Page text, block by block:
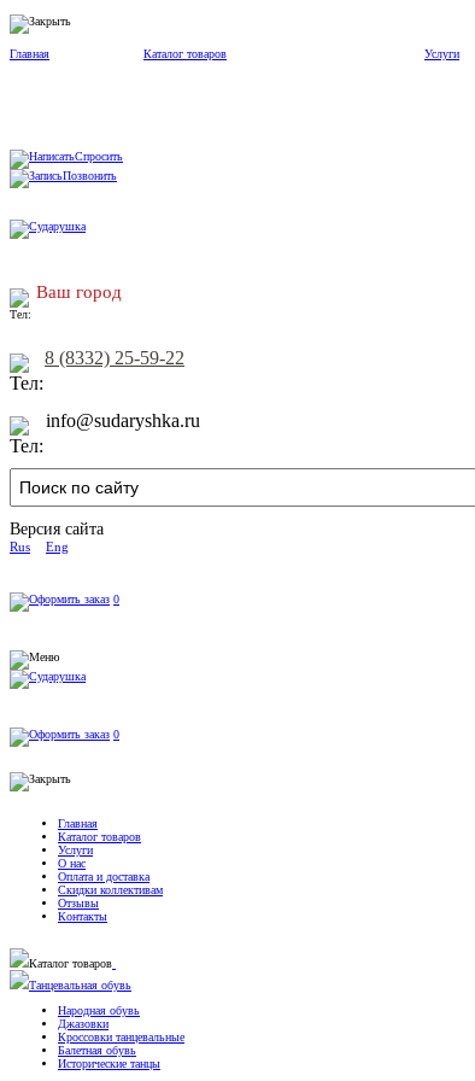
Главная Каталог товаров Услуги
Спросить
Позвонить
Ваш город
8 (8332) 25-59-22
info@sudaryshka.ru
Версия сайта
Rus Eng
0
0
Главная
Каталог товаров
Услуги
О нас
Оплата и доставка
Скидки коллективам
Отзывы
Контакты
Каталог товаров
Танцевальная обувь
Народная обувь
Джазовки
Кроссовки танцевальные
Балетная обувь
Исторические танцы